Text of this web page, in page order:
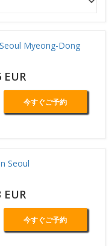
Myeong-Dong
EUR
今すぐご予約
Seoul
EUR
今すぐご予約